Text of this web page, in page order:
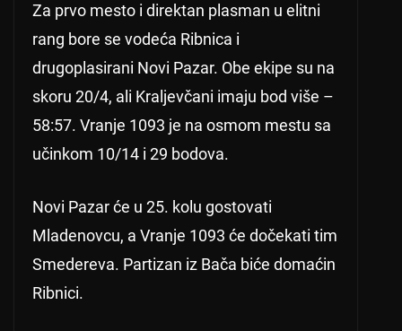
Za prvo mesto i direktan plasman u elitni
rang bore se vodeća Ribnica i
drugoplasirani Novi Pazar. Obe ekipe su na
skoru 20/4, ali Kraljevčani imaju bod više –
58:57. Vranje 1093 je na osmom mestu sa
učinkom 10/14 i 29 bodova.
Novi Pazar će u 25. kolu gostovati
Mladenovcu, a Vranje 1093 će dočekati tim
Smedereva. Partizan iz Bača biće domaćin
Ribnici.